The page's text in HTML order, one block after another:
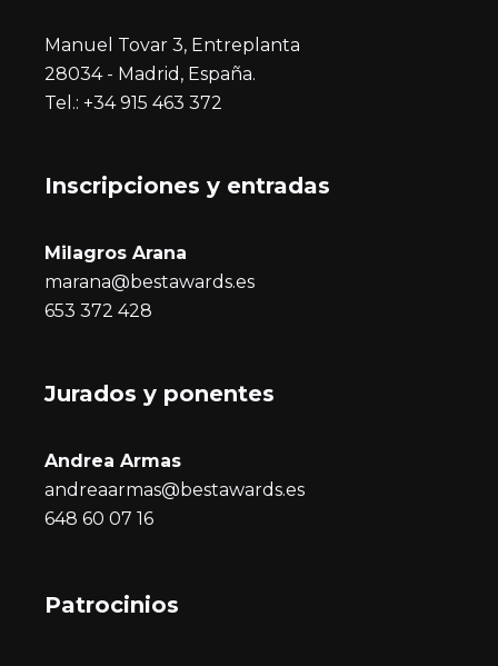
Manuel Tovar 3, Entreplanta
28034 - Madrid, España.
Tel.: +34 915 463 372
Inscripciones y entradas
Milagros Arana
marana@bestawards.es
653 372 428
Jurados y ponentes
Andrea Armas
andreaarmas@bestawards.es
648 60 07 16
Patrocinios